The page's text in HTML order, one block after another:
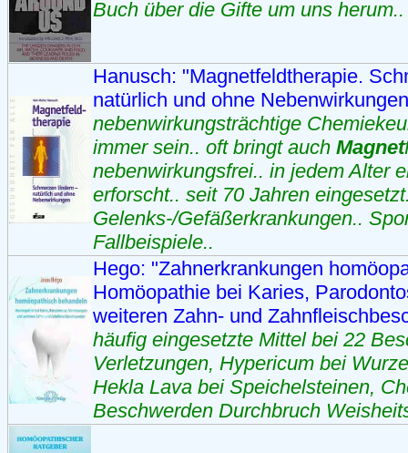
Buch über die Gifte um uns herum..
Hanusch: "Magnetfeldtherapie.
natürlich und ohne
nebenwirkungsträchtige
immer sein.. oft bringt auch Magnet
nebenwirkungsfrei.. in jedem Alter
erforscht.. seit 70 Jahren
Gelenks-/Gefäßerkrankungen..
Fallbeispiele..
Hego: "Zahnerkrankungen
Homöopathie bei Karies,
weiteren Zahn- und
häufig eingesetzte Mittel bei 22
Verletzungen, Hypericum bei
Hekla Lava bei Speichelsteinen,
Beschwerden Durchbruch